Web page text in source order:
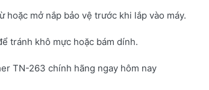
hoặc mở nắp bảo vệ trước khi lắp vào máy.
tránh khô mực hoặc bám dính.
TN-263 chính hãng ngay hôm nay